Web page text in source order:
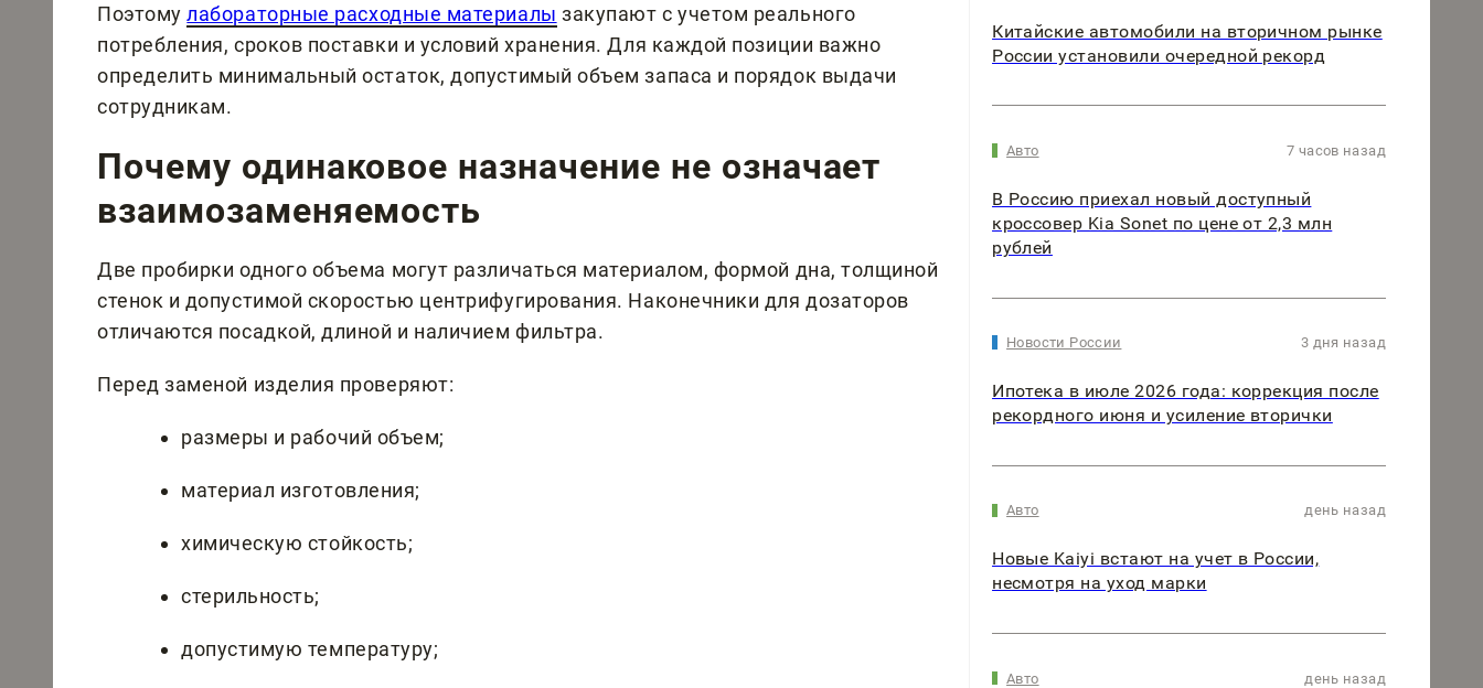
Поэтомулабораторные расходные материалы закупают с учетом реального
потребления, сроков поставки и условий хранения. Для каждой позиции важно
определить минимальный остаток, допустимый объем запаса и порядок выдачи
сотрудникам.
Почему одинаковое назначение не означает
взаимозаменяемость
Две пробирки одного объема могут различаться материалом, формой дна, толщиной
стенок и допустимой скоростью центрифугирования. Наконечники для дозаторов
отличаются посадкой, длиной и наличием фильтра.
Перед заменой изделия проверяют:
размеры и рабочий объем;
материал изготовления;
химическую стойкость;
стерильность;
допустимую температуру;
Китайские автомобили на вторичном рынке
России установили очередной рекорд
Авто 7 часов назад
В Россию приехал новый доступный
кроссовер Kia Sonet по цене от 2,3 млн
рублей
Новости России 3 дня назад
Ипотека в июле 2026 года: коррекция после
рекордного июня и усиление вторички
Авто день назад
Новые Kaiyi встают на учет в России,
несмотря на уход марки
Авто день назад